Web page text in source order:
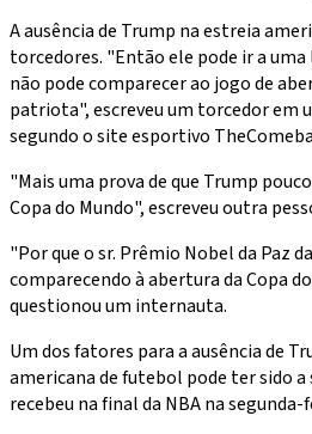
A ausência de Trump na estreia
torcedores. "Então ele pode ir a uma
não pode comparecer ao jogo de
patriota", escreveu um torcedor em
segundo o site esportivo
"Mais uma prova de que Trump
Copa do Mundo", escreveu outra
"Por que o sr. Prêmio Nobel da Paz
comparecendo à abertura da Copa
questionou um internauta.
Um dos fatores para a ausência de
americana de futebol pode ter sido a
recebeu na final da NBA na segunda-